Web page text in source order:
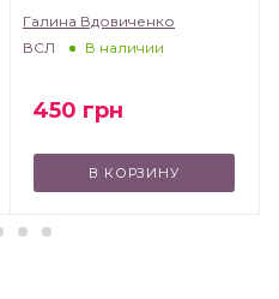
Галина Вдовиченко
ВСЛ
В наличии
450 грн
В КОРЗИНУ